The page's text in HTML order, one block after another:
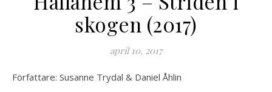
skogen (2017)
april 10, 2017
Författare: Susanne Trydal & Daniel Åhlin